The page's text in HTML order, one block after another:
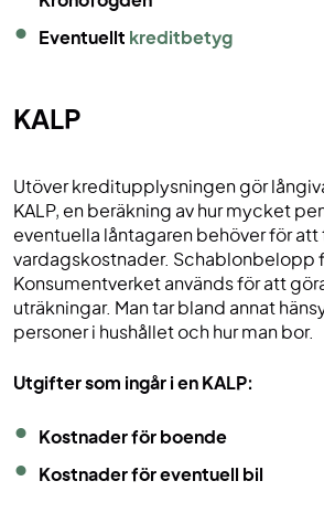
Eventuellt kreditbetyg
KALP
Utöver kreditupplysningen gör
KALP, en beräkning av hur mycket
eventuella låntagaren behöver för att
vardagskostnader. Schablonbelopp
Konsumentverket används för att
uträkningar. Man tar bland annat
personer i hushållet och hur man bor.
Utgifter som ingår i en KALP:
Kostnader för boende
Kostnader för eventuell bil